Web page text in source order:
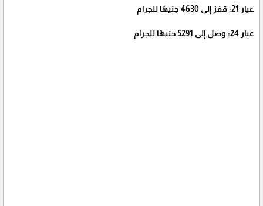
عيار 21: قفز إلى 4630 جنيهًا للجرام
عيار 24: وصل إلى 5291 جنيهًا للجرام